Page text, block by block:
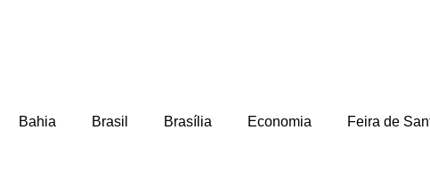
Bahia Brasil Brasília Economia Feira de